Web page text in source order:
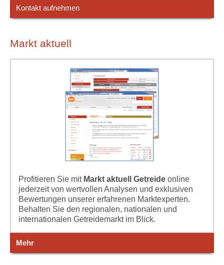
Kontakt aufnehmen
Markt aktuell
Profitieren Sie mit Markt aktuell Getreide online
jederzeit von wertvollen Analysen und exklusiven
Bewertungen unserer erfahrenen Marktexperten.
Behalten Sie den regionalen, nationalen und
internationalen Getreidemarkt im Blick.
Mehr